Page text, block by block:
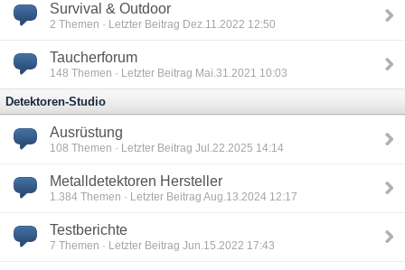
Survival & Outdoor
2 Themen · Letzter Beitrag Dez.11.2022 12:50
Taucherforum
148 Themen · Letzter Beitrag Mai.31.2021 10:03
Detektoren-Studio
Ausrüstung
108 Themen · Letzter Beitrag Jul.22.2025 14:14
Metalldetektoren Hersteller
1.384 Themen · Letzter Beitrag Aug.13.2024 12:17
Testberichte
7 Themen · Letzter Beitrag Jun.15.2022 17:43